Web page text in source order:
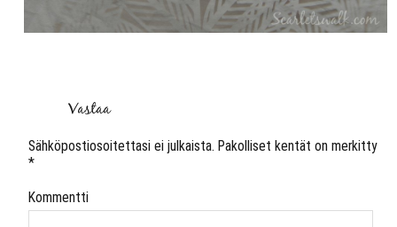
Vastaa
Sähköpostiosoitettasi ei julkaista. Pakolliset kentät on merkitty
*
Kommentti